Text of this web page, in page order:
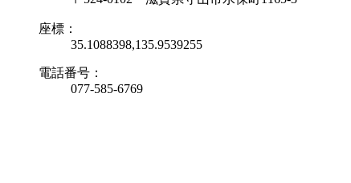
座標：
35.1088398,135.9539255
電話番号：
077-585-6769